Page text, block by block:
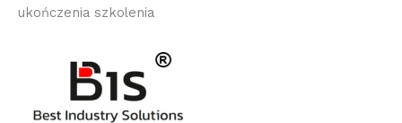
ukończenia szkolenia